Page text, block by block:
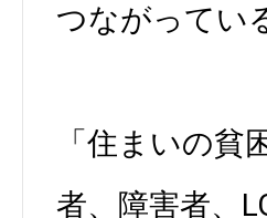
つながってい
「住まいの貧
者、障害者、